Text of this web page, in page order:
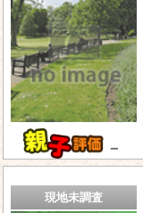
－
現地未調査